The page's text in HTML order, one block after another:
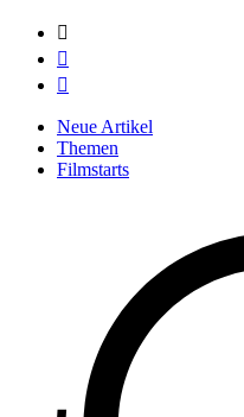



Neue Artikel
Themen
Filmstarts